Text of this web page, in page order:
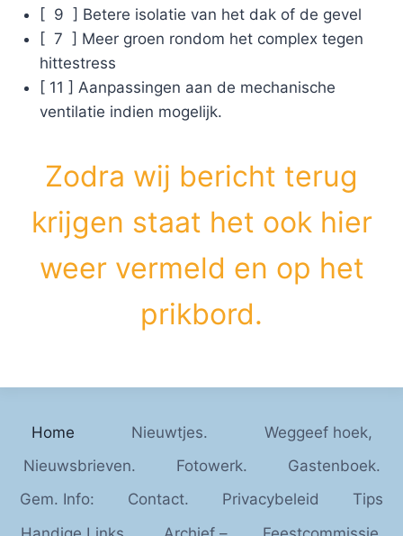
[ 9 ] Betere isolatie van het dak of de gevel
[ 7 ] Meer groen rondom het complex tegen
hittestress
[ 11 ] Aanpassingen aan de mechanische
ventilatie indien mogelijk.
Zodra wij bericht terug
krijgen staat het ook hier
weer vermeld en op het
prikbord.
Home Nieuwtjes.
Weggeef hoek,
Nieuwsbrieven.
Fotowerk.
Gastenboek.
Gem. Info:
Contact. Privacybeleid
Tips